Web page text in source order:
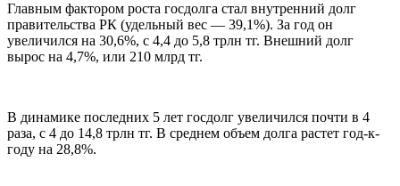
Главным фактором роста госдолга стал внутренний долг
правительства РК (удельный вес — 39,1%). За год он
увеличился на 30,6%, с 4,4 до 5,8 трлн тг. Внешний долг
вырос на 4,7%, или 210 млрд тг.
В динамике последних 5 лет госдолг увеличился почти в 4
раза, с 4 до 14,8 трлн тг. В среднем объем долга растет год-к-
году на 28,8%.